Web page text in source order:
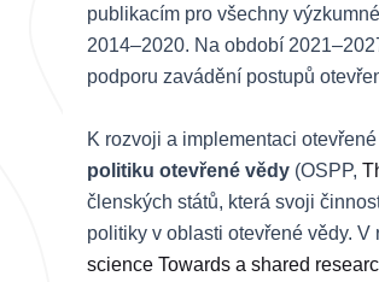
publikacím pro všechny
2014–2020. Na období
podporu zavádění postupů
K rozvoji a implementaci
politiku otevřené vědy (OSPP,
členských států, která svoji
politiky v oblasti otevřené vědy.
science Towards a shared